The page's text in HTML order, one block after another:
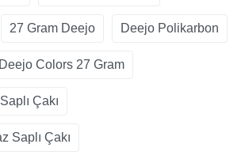
27 Gram Deejo Deejo Polikarbon
Deejo Colors 27 Gram
Çakı
Saplı Çakı